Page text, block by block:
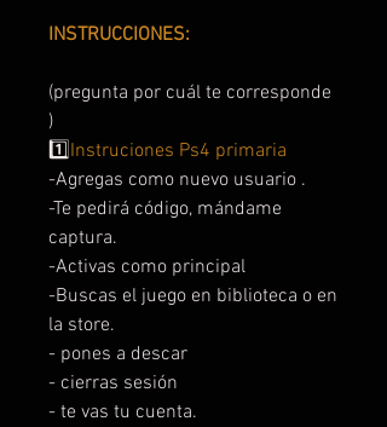
INSTRUCCIONES:
(pregunta por cuál te corresponde
)
1️⃣Instruciones Ps4 primaria
-Agregas como nuevo usuario .
-Te pedirá código, mándame
captura.
-Activas como principal
-Buscas el juego en biblioteca o en
la store.
- pones a descar
- cierras sesión
- te vas tu cuenta.